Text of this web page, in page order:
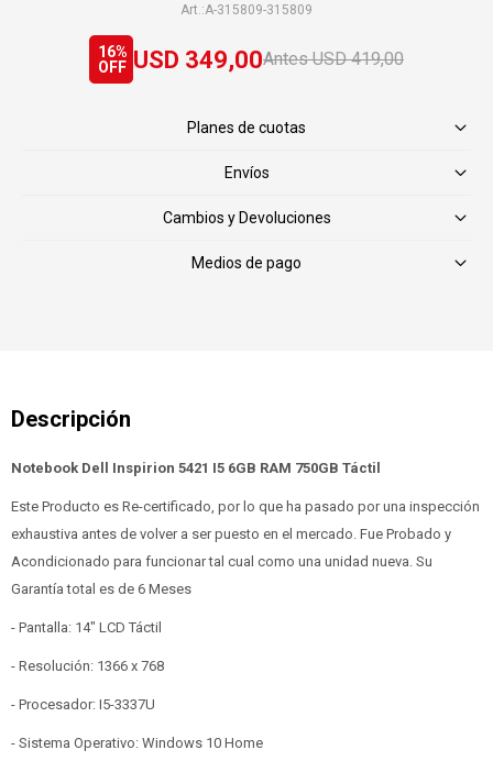
A-315809-315809
USD 349,00 USD 419,00
16
Planes de cuotas
Envíos
Cambios y Devoluciones
Medios de pago
Notebook Dell Inspirion 5421 I5 6GB RAM 750GB Táctil
Este Producto es Re-certificado, por lo que ha pasado por una inspección
exhaustiva antes de volver a ser puesto en el mercado. Fue Probado y
Acondicionado para funcionar tal cual como una unidad nueva. Su
Garantía total es de 6 Meses
- Pantalla: 14" LCD Táctil
- Resolución: 1366 x 768
- Procesador: I5-3337U
- Sistema Operativo: Windows 10 Home